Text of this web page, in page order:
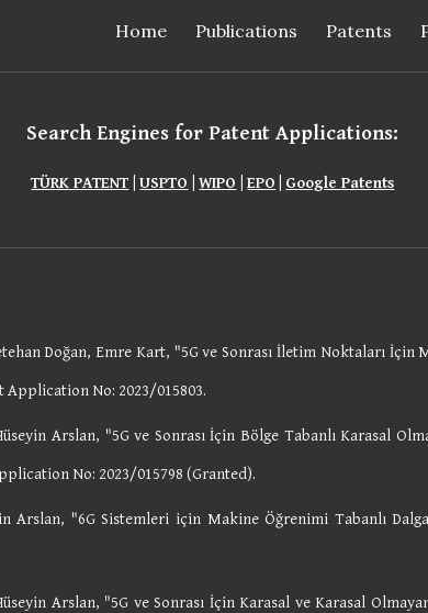
Skip to
Home Publications Patents
Search Engines for Patent Applications:
TÜRK PATENT |USPTO |WIPO |EPO GooglePatents
Doğan, Emre Kart, "5G ve Sonrası İletim Noktaları İçin
Application No: 2023/015803.
Arslan, "5G ve Sonrası İçin Bölge Tabanlı Karasal
No: 2023/015798 (Granted).
Arslan, "6G Sistemleri için Makine Öğrenimi Tabanlı
Arslan, "5G ve Sonrası İçin Karasal ve Karasal